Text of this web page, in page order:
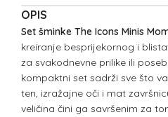
OPIS
Set šminke The Icons Minis
kreiranje besprijekornog i
za svakodnevne prilike ili
kompaktni set sadrži sve što
ten, izražajne oči i mat
veličina čini ga savršenim za